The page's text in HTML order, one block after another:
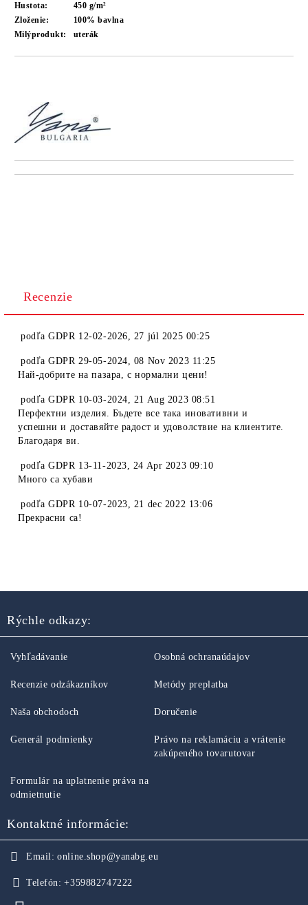
Hustota:
450 g/m²
Zloženie:
100% bavlna
Milýprodukt:
uterák
Recenzie
podľaGDPR 12-02-2026, 27 júl 2025 00:25
podľaGDPR 29-05-2024, 08 Nov 2023 11:25
Най-добрите на пазара, с нормални цени!
podľaGDPR 10-03-2024, 21 Aug 2023 08:51
Перфектни изделия. Бъдете все така иновативни и
успешни и доставяйте радост и удоволствие на клиентите.
Благодаря ви.
podľaGDPR 13-11-2023, 24 Apr 2023 09:10
Много са хубави
podľaGDPR 10-07-2023, 21 dec 2022 13:06
Прекрасни са!
Rýchle odkazy:
Vyhľadávanie
Recenzie odzákazníkov
Naša obchodoch
Generál podmienky
Osobná ochranaúdajov
Metódy preplatba
Doručenie
Právo na reklamáciu a vrátenie
zakúpeného tovarutovar
Formulár na uplatnenie práva na
odmietnutie
Kontaktné informácie:
Email: online.shop@yanabg.eu
Telefón: +359882747222